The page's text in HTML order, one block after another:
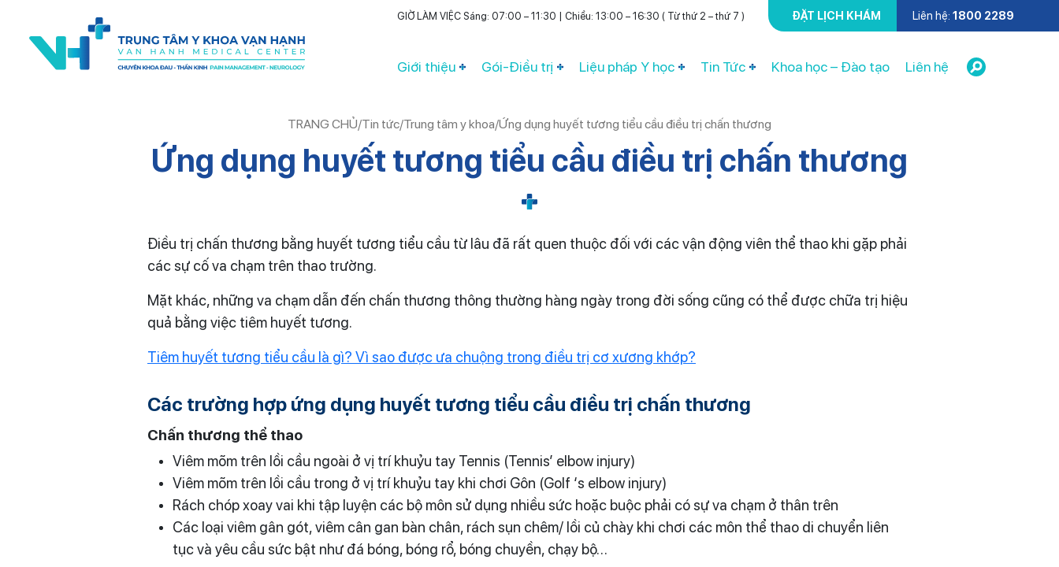
GIỜ LÀM VIỆC Sáng: 07:00 – 11:30 | Chiều: 13:00 – 16:30 ( Từ thứ 2 – thứ 7 ) ĐẶT LỊCH KHÁM Liên hệ: 1800 2289
Giới thiệu Gói-Điều trị Liệu pháp Y học Tin Tức Khoa học – Đào tạo Liên hệ
TRANG CHỦ/Tin tức/Trung tâm y khoa/Ứng dụng huyết tương tiểu cầu điều trị chấn thương
Ứng dụng huyết tương tiểu cầu điều trị chấn thương
Điều trị chấn thương bằng huyết tương tiểu cầu từ lâu đã rất quen thuộc đối với các vận động viên thể thao khi gặp phải
các sự cố va chạm trên thao trường.
Mặt khác, những va chạm dẫn đến chấn thương thông thường hàng ngày trong đời sống cũng có thể được chữa trị hiệu
quả bằng việc tiêm huyết tương.
Tiêm huyết tương tiểu cầu là gì? Vì sao được ưa chuộng trong điều trị cơ xương khớp?
Các trường hợp ứng dụng huyết tương tiểu cầu điều trị chấn thương
Chấn thương thể thao
Viêm mõm trên lồi cầu ngoài ở vị trí khuỷu tay Tennis (Tennis’ elbow injury)
Viêm mõm trên lồi cầu trong ở vị trí khuỷu tay khi chơi Gôn (Golf ‘s elbow injury)
Rách chóp xoay vai khi tập luyện các bộ môn sử dụng nhiều sức hoặc buộc phải có sự va chạm ở thân trên
Các loại viêm gân gót, viêm cân gan bàn chân, rách sụn chêm/ lồi củ chày khi chơi các môn thể thao di chuyển liên
tục và yêu cầu sức bật như đá bóng, bóng rổ, bóng chuyền, chạy bộ…